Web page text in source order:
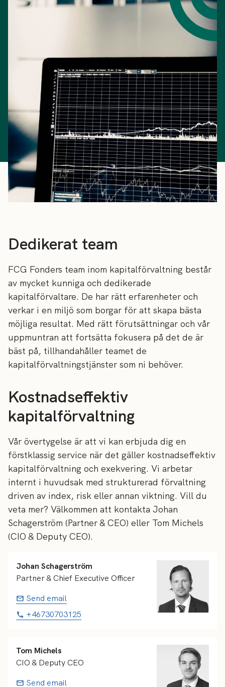
Dedikerat team
FCG Fonders team inom kapitalförvaltning består
av mycket kunniga och dedikerade
kapitalförvaltare. De har rätt erfarenheter och
verkar i en miljö som borgar för att skapa bästa
möjliga resultat. Med rätt förutsättningar och vår
uppmuntran att fortsätta fokusera på det de är
bäst på, tillhandahåller teamet de
kapitalförvaltningstjänster som ni behöver.
Kostnadseffektiv
kapitalförvaltning
Vår övertygelse är att vi kan erbjuda dig en
förstklassig service när det gäller kostnadseffektiv
kapitalförvaltning och exekvering. Vi arbetar
internt i huvudsak med strukturerad förvaltning
driven av index, risk eller annan viktning. Vill du
veta mer? Välkommen att kontakta Johan
Schagerström (Partner & CEO) eller Tom Michels
(CIO & Deputy CEO).
Johan Schagerström
Partner & Chief Executive Officer
Send email
+46730703125
Tom Michels
CIO & Deputy CEO
Send email